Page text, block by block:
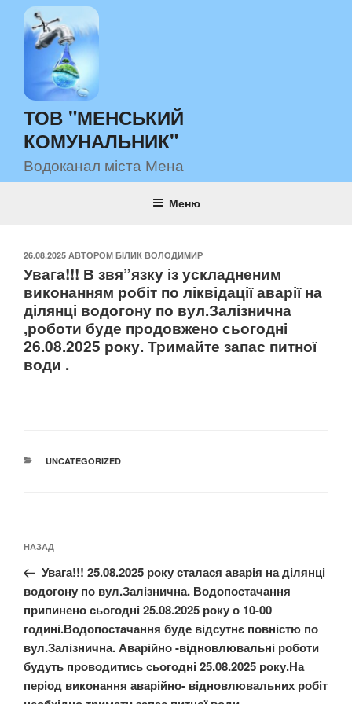
Перейти
вмісту
ТОВ "МЕНСЬКИЙ
КОМУНАЛЬНИК"
Водоканал міста Мена
Меню
ОПУБЛІКОВАНО
26.08.2025 АВТОРОМ БІЛИК ВОЛОДИМИР
Увага!!! В звя”язку із ускладненим
виконанням робіт по ліквідації аварії на
ділянці водогону по вул.Залізнична
,роботи буде продовжено сьогодні
26.08.2025 року. Тримайте запас питної
води .
КАТЕГОРІЇ
UNCATEGORIZED
записів
Попередній
запис:
НАЗАД
Увага!!! 25.08.2025 року сталася аварія на ділянці
водогону по вул.Залізнична. Водопостачання
припинено сьогодні 25.08.2025 року о 10-00
годині.Водопостачання буде відсутнє повністю по
вул.Залізнична. Аварійно -відновлювальні роботи
будуть проводитись сьогодні 25.08.2025 року.На
період виконання аварійно- відновлювальних робіт